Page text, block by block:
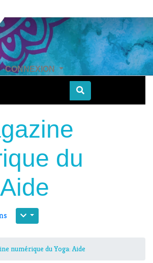
CONNEXION
du
numérique du Yoga: Aide